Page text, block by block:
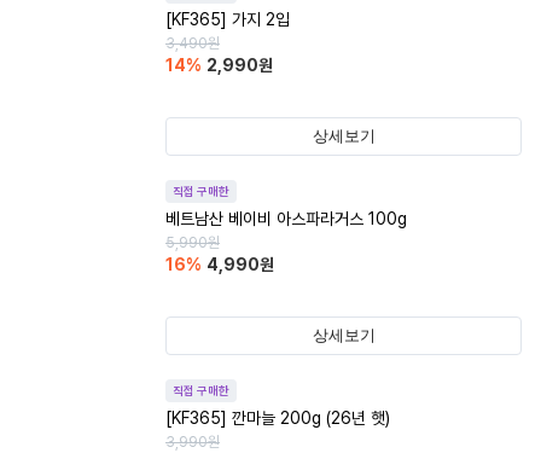
[KF365] 가지 2입
3,490원
14% 2,990원
상세보기
직접 구매한
베트남산 베이비 아스파라거스 100g
5,990원
16% 4,990원
상세보기
직접 구매한
[KF365] 깐마늘 200g (26년 햇)
3,990원